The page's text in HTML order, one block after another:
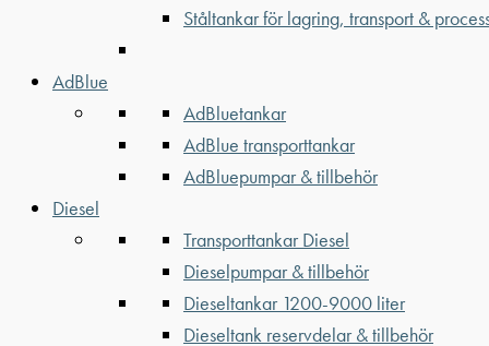
Ståltankar för lagring, transport &
AdBlue
AdBluetankar
AdBlue transporttankar
AdBluepumpar & tillbehör
Diesel
Transporttankar Diesel
Dieselpumpar & tillbehör
Dieseltankar 1200-9000 liter
Dieseltank reservdelar & tillbehör